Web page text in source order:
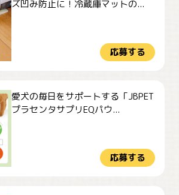
ズ凹み防止に！冷蔵庫マットの...
応募する
愛犬の毎日をサポートする「JBPET
プラセンタサプリEQパウ...
応募する